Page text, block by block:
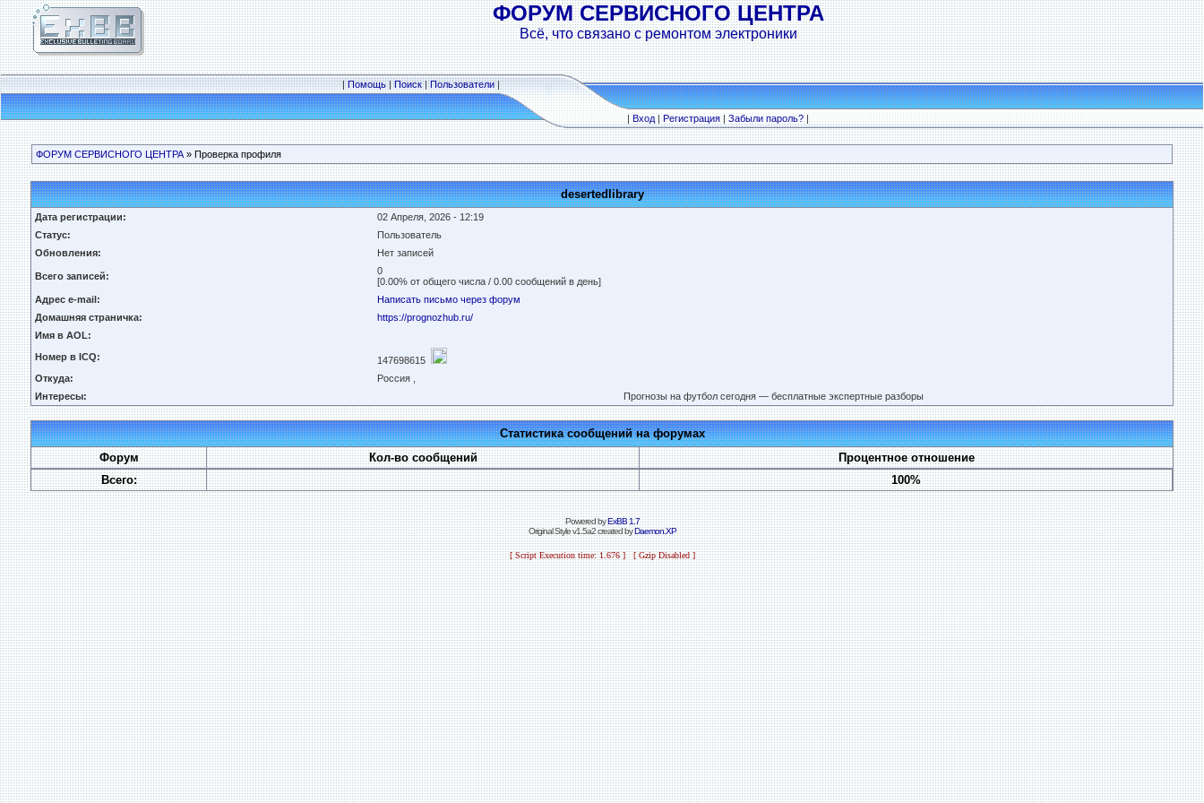
ФОРУМ СЕРВИСНОГО ЦЕНТРА
Всё, что связано с ремонтом электроники
|Помощь|Поиск|Пользователи|
|Вход|Регистрация|Забыли пароль?|
ФОРУМ СЕРВИСНОГО ЦЕНТРА » Проверка профиля
desertedlibrary
Дата регистрации:
02 Апреля, 2026 - 12:19
Статус:
Пользователь
Обновления:
Нет записей
Всего записей:
0
[0.00% от общего числа / 0.00 сообщений в день]
Адрес e-mail:
Написать письмо через форум
Домашняя страничка:
https://prognozhub.ru/
Имя в AOL:
Номер в ICQ:
147698615
Откуда:
Россия ,
Интересы:
Прогнозы на футбол сегодня — бесплатные экспертные разборы
Статистика сообщений на форумах
Форум
Кол-во сообщений
Процентное отношение
Всего:
100%
Powered byExBB 1.7
Original Style v1.5a2 created byDaemon.XP
[ Script Execution time: 1.676 ] [ Gzip Disabled ]